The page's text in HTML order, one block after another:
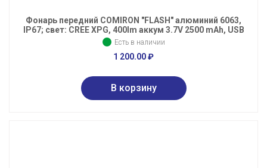
Фонарь передний COMIRON "FLASH" алюминий 6063,
IP67; свет: CREE XPG, 400lm аккум 3.7V 2500 mAh, USB
Есть в наличии
1 200.00₽